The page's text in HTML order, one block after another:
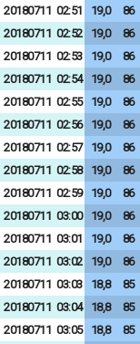
20180711 02:51 19,0 86
20180711 02:52 19,0 86
20180711 02:53 19,0 86
20180711 02:54 19,0 86
20180711 02:55 19,0 86
20180711 02:56 19,0 86
20180711 02:57 19,0 86
20180711 02:58 19,0 86
20180711 02:59 19,0 86
20180711 03:00 19,0 86
20180711 03:01 19,0 86
20180711 03:02 19,0 86
20180711 03:03 18,8 85
20180711 03:04 18,8 85
20180711 03:05 18,8 85